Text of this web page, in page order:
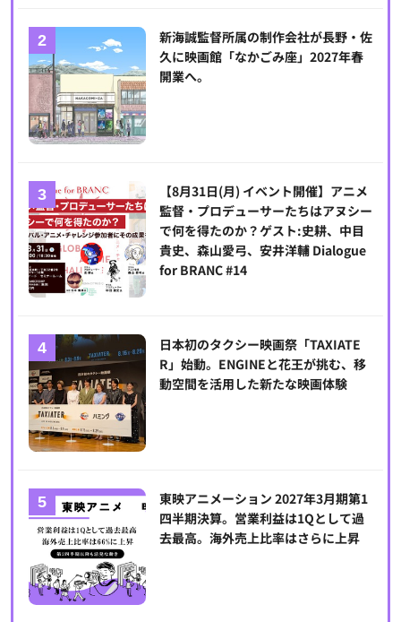
新海誠監督所属の制作会社が長野・佐
久に映画館「なかごみ座」2027年春
開業へ。
【8月31日(月) イベント開催】アニメ
監督・プロデューサーたちはアヌシー
で何を得たのか？ゲスト:史耕、中目
貴史、森山愛弓、安井洋輔 Dialogue
for BRANC #14
日本初のタクシー映画祭「TAXIATE
R」始動。ENGINEと花王が挑む、移
動空間を活用した新たな映画体験
東映アニメーション 2027年3月期第1
四半期決算。営業利益は1Qとして過
去最高。海外売上比率はさらに上昇